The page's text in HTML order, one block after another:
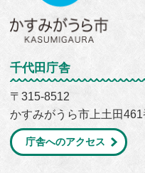
千代田庁舎
〒315-8512
かすみがうら市上土田
庁舎へのアクセス